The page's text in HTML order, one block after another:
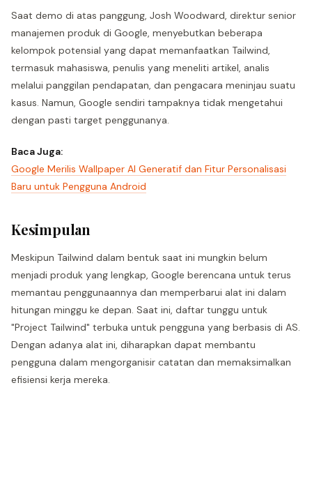
Saat demo di atas panggung, Josh Woodward, direktur senior
manajemen produk di Google, menyebutkan beberapa
kelompok potensial yang dapat memanfaatkan Tailwind,
termasuk mahasiswa, penulis yang meneliti artikel, analis
melalui panggilan pendapatan, dan pengacara meninjau suatu
kasus. Namun, Google sendiri tampaknya tidak mengetahui
dengan pasti target penggunanya.
Baca Juga:
Google Merilis Wallpaper AI Generatif dan Fitur Personalisasi
Baru untuk Pengguna Android
Kesimpulan
Meskipun Tailwind dalam bentuk saat ini mungkin belum
menjadi produk yang lengkap, Google berencana untuk terus
memantau penggunaannya dan memperbarui alat ini dalam
hitungan minggu ke depan. Saat ini, daftar tunggu untuk
"Project Tailwind" terbuka untuk pengguna yang berbasis di AS.
Dengan adanya alat ini, diharapkan dapat membantu
pengguna dalam mengorganisir catatan dan memaksimalkan
efisiensi kerja mereka.